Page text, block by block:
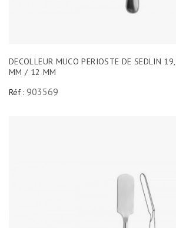
DECOLLEUR MUCO PERIOSTE DE SEDLIN
MM / 12 MM
Réf : 903569